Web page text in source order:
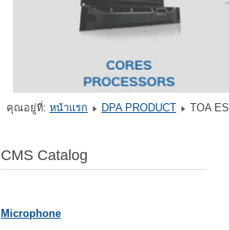
คุณอยู่ที่: หน้าแรก DPA PRODUCT TOA
CMS Catalog
Microphone